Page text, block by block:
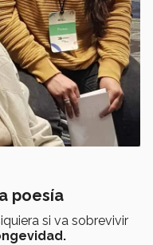
poesía
si va sobrevivir